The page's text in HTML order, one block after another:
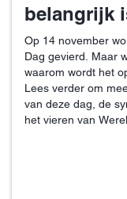
belangrijk
Op 14 november
Dag gevierd. Maar
waarom wordt het
Lees verder om
van deze dag, de
het vieren van